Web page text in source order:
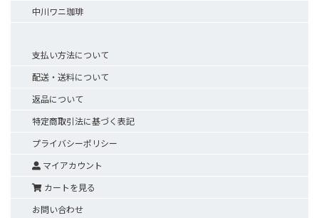
中川ワニ珈琲
支払い方法について
配送・送料について
返品について
特定商取引法に基づく表記
プライバシーポリシー
マイアカウント
カートを見る
お問い合わせ